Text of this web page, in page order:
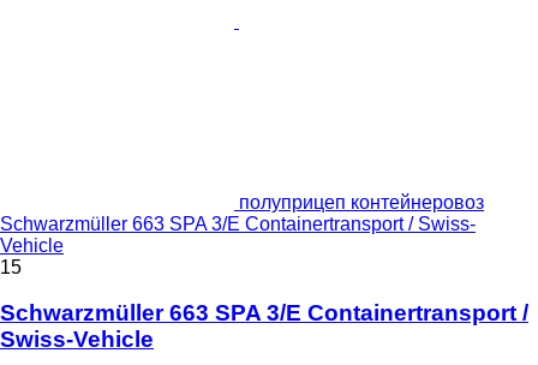
полуприцеп контейнеровоз
Schwarzmüller 663 SPA 3/E Containertransport / Swiss-
Vehicle
15
Schwarzmüller 663 SPA 3/E Containertransport /
Swiss-Vehicle